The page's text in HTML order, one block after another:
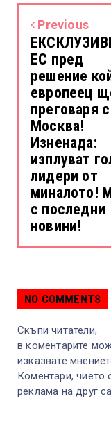
Previous
ЕС пред
решение
европеец
преговаря с
Москва!
Изненада:
изплуват
лидери от
миналото!
с последни
новини!
NO COMMENTS
Скъпи читатели,
в коментарите
изказвате
Коментари,
реклама на друг